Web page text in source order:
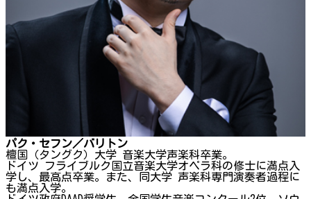
パク・セフン／バリトン
檀国（タングク）大学 音楽大学声楽科卒業。
ドイツ フライブルク国立音楽大学オペラ科の修士に満点入
学し、最高点卒業。また、同大学 声楽科専門演奏者過程に
も満点入学。